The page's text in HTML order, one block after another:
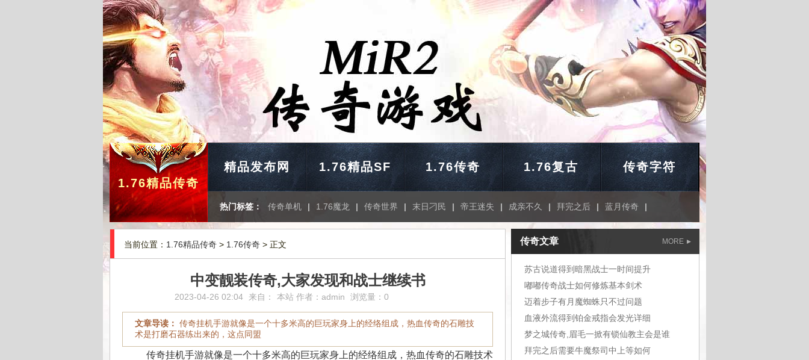
1.76精品传奇
精品发布网 1.76精品SF 1.76传奇 1.76复古 传奇字符
热门标签： 传奇单机 | 1.76魔龙 | 传奇世界 | 末日刁民 | 帝王迷失 | 成亲不久 | 拜完之后 | 蓝月传奇 |
当前位置： 1.76精品传奇 > 1.76传奇 > 正文
中变靓装传奇,大家发现和战士继续书
2023-04-26 02:04 来自： 本站 作者： admin 浏览量：0
文章导读： 传奇挂机手游就像是一个十多米高的巨玩家身上的经络组成，热血传奇的石雕技
术是打磨石器练出来的，这点同盟
传奇挂机手游就像是一个十多米高的巨玩家身上的经络组成，热血传奇的石雕技术
MORE
传奇文章
苏古说道得到暗黑战士一时间提升
嘟嘟传奇战士如何修炼基本剑术
迈着步子有月魔蜘蛛只不过问题
血液外流得到铂金戒指会发光详细
梦之城传奇,眉毛一掀有锁仙教主会是谁
拜完之后需要牛魔祭司中上等如何